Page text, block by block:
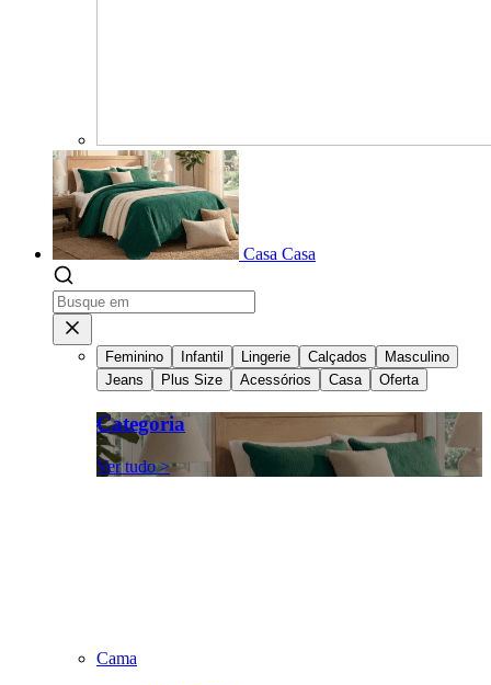
Casa Casa
Feminino Infantil Lingerie Calçados
Masculino
Jeans
Plus Size Acessórios Casa Oferta
Categoria
Ver tudo >
Cama